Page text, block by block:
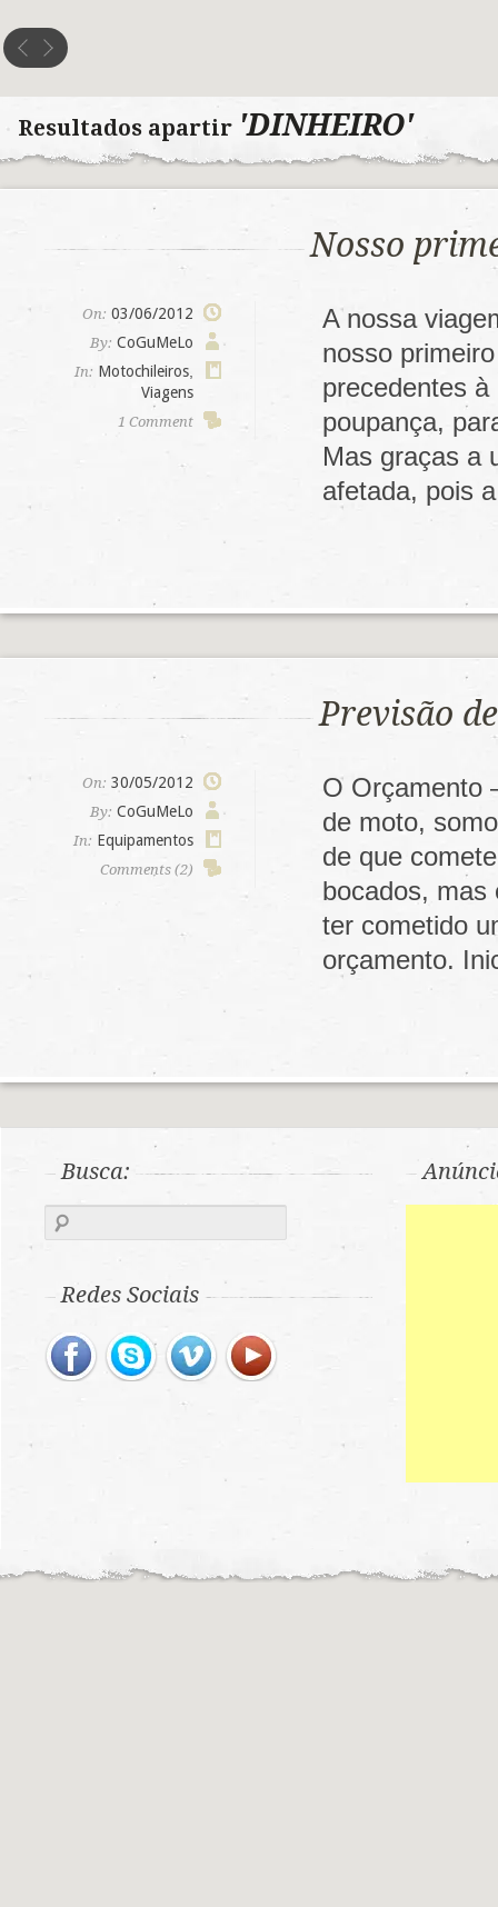
Resultados apartir 'DINHEIRO'
Nosso
On: 03/06/2012
By: CoGuMeLo
In: Motochileiros
Viagens
1 Comment
A nossa
nosso
precedentes
poupança,
Mas graças a
afetada, pois
Previsão
On: 30/05/2012
By: CoGuMeLo
In: Equipamentos
Comments (2)
O Orçamento
de moto,
de que
bocados, mas
ter cometido
orçamento.
Busca:
Redes Sociais